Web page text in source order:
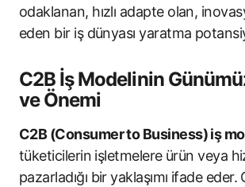
odaklanan, hızlı adapte olan,
eden bir iş dünyası yaratma
C2B İş Modelinin
ve Önemi
C2B (Consumer to Business) iş
tüketicilerin işletmelere ürün veya
pazarladığı bir yaklaşımı ifade